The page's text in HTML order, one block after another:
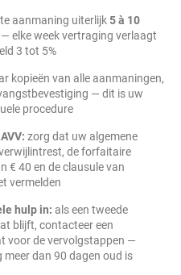
aanmaning uiterlijk5 à 10
— elke week vertraging verlaagt
3 tot 5%
kopieën van alle aanmaningen,
— dit is uw
procedure
zorg dat uw algemene
de forfaitaire
€ 40 en de clausule van
vermelden
hulp in: als een tweede
blijft, contacteer een
voor de vervolgstappen —
dan 90 dagen oud is